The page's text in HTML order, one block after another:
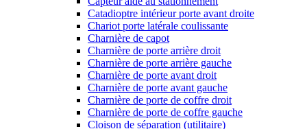
Catadioptre intérieur porte avant droite
Chariot porte latérale coulissante
Charnière de capot
Charnière de porte arrière droit
Charnière de porte arrière gauche
Charnière de porte avant droit
Charnière de porte avant gauche
Charnière de porte de coffre droit
Charnière de porte de coffre gauche
Cloison de séparation (utilitaire)